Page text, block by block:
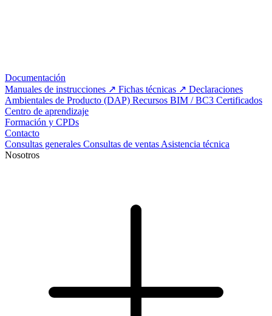
Documentación
Manuales de instrucciones
Fichas técnicas
Declaraciones
Ambientales de Producto (DAP) Recursos BIM / BC3 Certificados
Centro de aprendizaje
Formación y CPDs
Contacto
Consultas generales Consultas de ventas Asistencia técnica
Nosotros